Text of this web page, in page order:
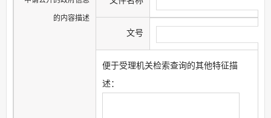
的内容描述
文号
便于受理机关检索查询的其他特征描
述：